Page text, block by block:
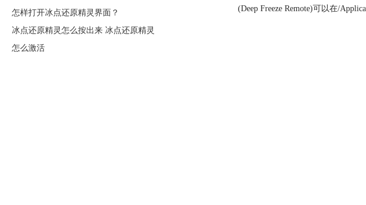
怎样打开冰点还原精灵界面？
冰点还原精灵怎么按出来 冰点还原精灵
怎么激活
(Deep Freeze Remote)可以在/